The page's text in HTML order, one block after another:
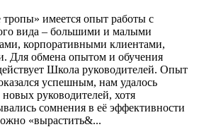
тропы» имеется опыт работы с
вида – большими и малыми
корпоративными клиентами,
Для обмена опытом и обучения
Школа руководителей. Опыт
успешным, нам удалось
новых руководителей, хотя
сомнения в её эффективности
«вырастить&...